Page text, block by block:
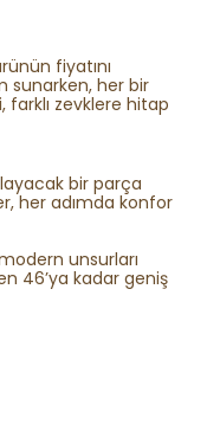
fiyatını
sunarken, her bir
farklı zevklere hitap
bir parça
her adımda konfor
unsurları
46’ya kadar geniş